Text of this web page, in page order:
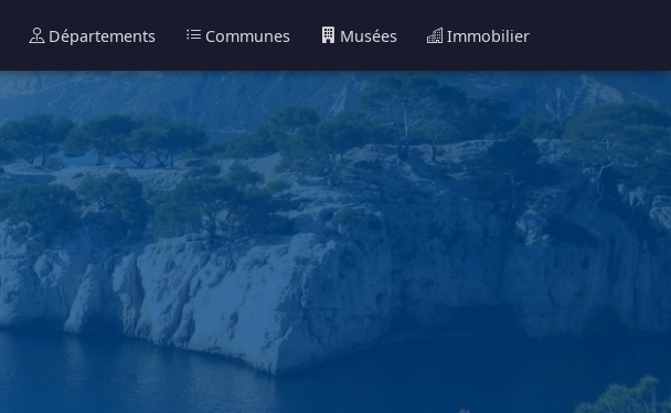
Départements Communes Musées Immobilier